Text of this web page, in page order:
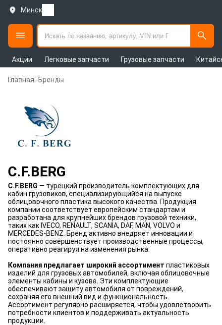
Минск
Акции Легковые запчасти Грузовые запчасти
Главная Бренды
C.F.BERG
C.F.BERG — турецкий производитель комплектующих для
кабин грузовиков, специализирующийся на выпуске
облицовочного пластика высокого качества. Продукция
компании соответствует европейским стандартам и
разработана для крупнейших брендов грузовой техники,
таких как IVECO, RENAULT, SCANIA, DAF, MAN, VOLVO и
MERCEDES-BENZ. Бренд активно внедряет инновации и
постоянно совершенствует производственные процессы,
оперативно реагируя на изменения рынка.
Компания предлагает широкий ассортимент пластиковых
изделий для грузовых автомобилей, включая облицовочные
элементы кабины и кузова. Эти комплектующие
обеспечивают защиту автомобиля от повреждений,
сохраняя его внешний вид и функциональность.
Ассортимент регулярно расширяется, чтобы удовлетворить
потребности клиентов и поддерживать актуальность
продукции.